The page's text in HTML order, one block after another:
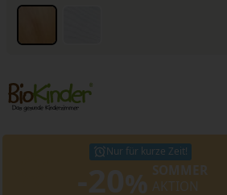
Nur für kurze Zeit!